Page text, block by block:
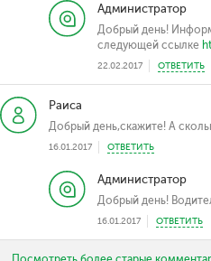
Администратор
Добрый день!
следующей ссылке
22.02.2017 ОТВЕТИТЬ
Раиса
Добрый день,скажите! А
16.01.2017 ОТВЕТИТЬ
Администратор
Добрый день!
16.01.2017 ОТВЕТИТЬ